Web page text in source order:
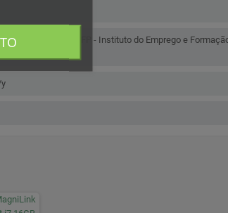
Social, I.P. | IEFP - Instituto do Emprego e